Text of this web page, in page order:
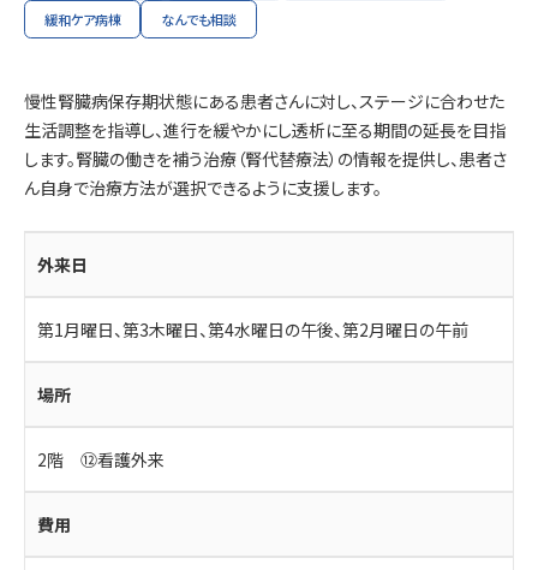
緩和ケア病棟 なんでも相談
慢性腎臓病保存期状態にある患者さんに対し、ステージに合わせた
生活調整を指導し、進行を緩やかにし透析に至る期間の延長を目指
します。腎臓の働きを補う治療（腎代替療法）の情報を提供し、患者さ
ん自身で治療方法が選択できるように支援します。
外来日
第1月曜日、第3木曜日、第4水曜日の午後、第2月曜日の午前
場所
2階 ⑫看護外来
費用